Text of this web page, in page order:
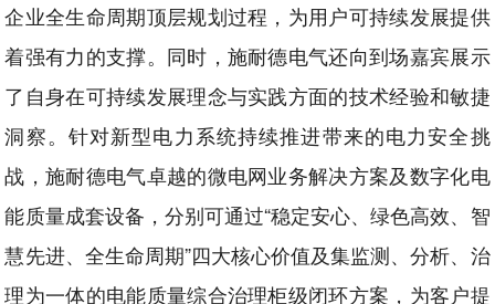
企业全生命周期顶层规划过程，为用户可持续发展提供
着强有力的支撑。同时，施耐德电气还向到场嘉宾展示
了自身在可持续发展理念与实践方面的技术经验和敏捷
洞察。针对新型电力系统持续推进带来的电力安全挑
战，施耐德电气卓越的微电网业务解决方案及数字化电
能质量成套设备，分别可通过“稳定安心、绿色高效、智
慧先进、全生命周期”四大核心价值及集监测、分析、治
理为一体的电能质量综合治理柜级闭环方案，为客户提